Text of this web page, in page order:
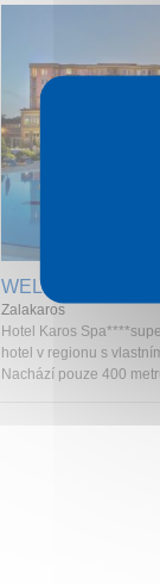
WELLNESS
Zalakaros
Hotel Karos
hotel v regionu s
Nachází pouze 400